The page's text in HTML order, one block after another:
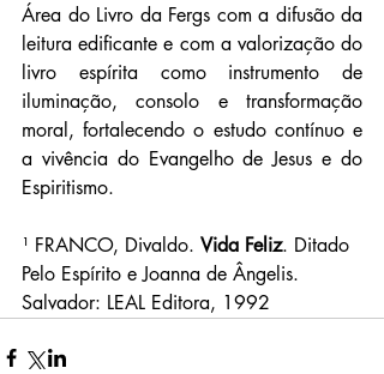
Área do Livro da Fergs com a difusão da
leitura edificante e com a valorização do
livro espírita como instrumento de
iluminação, consolo e transformação
moral, fortalecendo o estudo contínuo e
a vivência do Evangelho de Jesus e do
Espiritismo.
¹ FRANCO, Divaldo. Vida Feliz. Ditado
Pelo Espírito e Joanna de Ângelis.
Salvador: LEAL Editora, 1992